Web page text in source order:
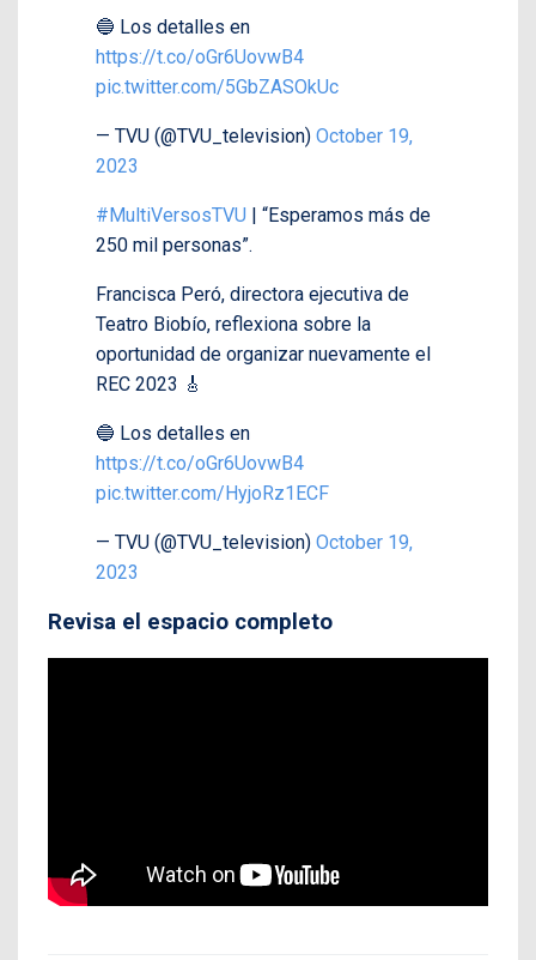
🔵 Los detalles en
https://t.co/oGr6UovwB4
pic.twitter.com/5GbZASOkUc
— TVU (@TVU_television) October 19,
2023
#MultiVersosTVU | “Esperamos más de
250 mil personas”.
Francisca Peró, directora ejecutiva de
Teatro Biobío, reflexiona sobre la
oportunidad de organizar nuevamente el
REC 2023 🎸
🔵 Los detalles en
https://t.co/oGr6UovwB4
pic.twitter.com/HyjoRz1ECF
— TVU (@TVU_television) October 19,
2023
Revisa el espacio completo